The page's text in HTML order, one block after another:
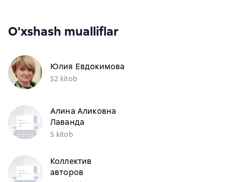
O'xshash mualliflar
Юлия Евдокимова
52 kitob
Алина Аликовна
Лаванда
5 kitob
Коллектив
авторов